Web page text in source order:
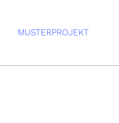
MUSTERPROJEKT